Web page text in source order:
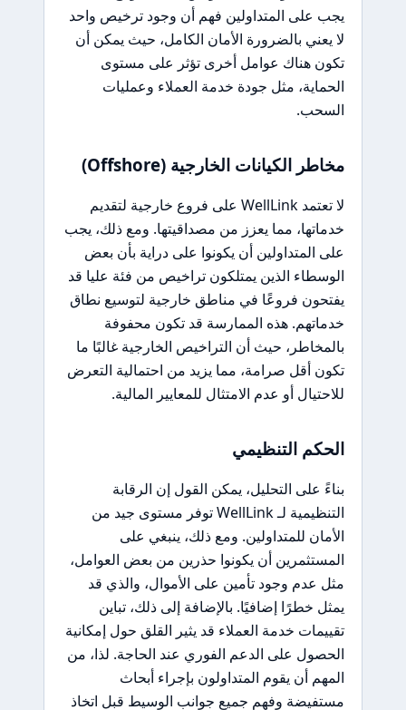
يجب على المتداولين فهم أن وجود ترخيص واحد
لا يعني بالضرورة الأمان الكامل، حيث يمكن أن
تكون هناك عوامل أخرى تؤثر على مستوى
الحماية، مثل جودة خدمة العملاء وعمليات
السحب.
مخاطر الكيانات الخارجية (Offshore)
لا تعتمد WellLink على فروع خارجية لتقديم
خدماتها، مما يعزز من مصداقيتها. ومع ذلك، يجب
على المتداولين أن يكونوا على دراية بأن بعض
الوسطاء الذين يمتلكون تراخيص من فئة عليا قد
يفتحون فروعًا في مناطق خارجية لتوسيع نطاق
خدماتهم. هذه الممارسة قد تكون محفوفة
بالمخاطر، حيث أن التراخيص الخارجية غالبًا ما
تكون أقل صرامة، مما يزيد من احتمالية التعرض
للاحتيال أو عدم الامتثال للمعايير المالية.
الحكم التنظيمي
بناءً على التحليل، يمكن القول إن الرقابة
التنظيمية لـ WellLink توفر مستوى جيد من
الأمان للمتداولين. ومع ذلك، ينبغي على
المستثمرين أن يكونوا حذرين من بعض العوامل،
مثل عدم وجود تأمين على الأموال، والذي قد
يمثل خطرًا إضافيًا. بالإضافة إلى ذلك، تباين
تقييمات خدمة العملاء قد يثير القلق حول إمكانية
الحصول على الدعم الفوري عند الحاجة. لذا، من
المهم أن يقوم المتداولون بإجراء أبحاث
مستفيضة وفهم جميع جوانب الوسيط قبل اتخاذ